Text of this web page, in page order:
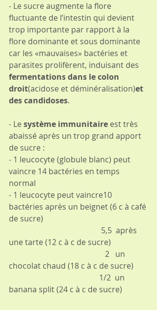
- Le sucre augmente la flore
fluctuante de l’intestin qui devient
trop importante par rapport à la
flore dominante et sous dominante
car les «mauvaises» bactéries et
parasites prolifèrent, induisant des
fermentations dans le colon
droit(acidose et déminéralisation)et
des candidoses.
- Le système immunitaire est très
abaissé après un trop grand apport
de sucre :
- 1 leucocyte (globule blanc) peut
vaincre 14 bactéries en temps
normal
- 1 leucocyte peut vaincre10
bactéries après un beignet (6 c à café
de sucre)
une tarte (12 c à c de sucre)
chocolat chaud (18 c à c de sucre)
banana split (24 c à c de sucre)